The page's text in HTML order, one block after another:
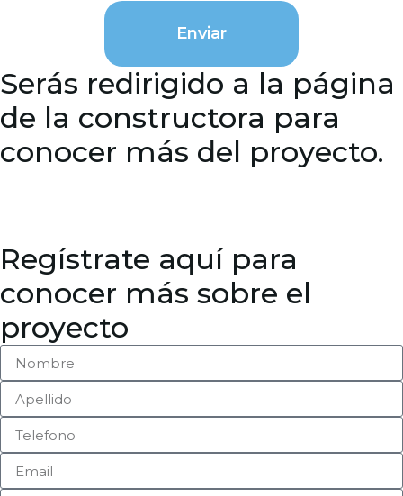
Enviar
Serás redirigido a la página
de la constructora para
conocer más del proyecto.
Regístrate aquí para
conocer más sobre el
proyecto